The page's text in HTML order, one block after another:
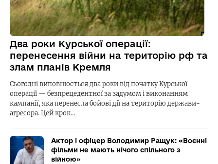
Два роки Курської операції:
перенесення війни на територію рф та
злам планів Кремля
Сьогодні виповнюється два роки від початку Курської
операції — безпрецедентної за задумом і виконанням
кампанії, яка перенесла бойові дії на територію держави-
агресора. Цей крок…
Актор і офіцер Володимир Ращук: «Воєнні
фільми не мають нічого спільного з
війною»